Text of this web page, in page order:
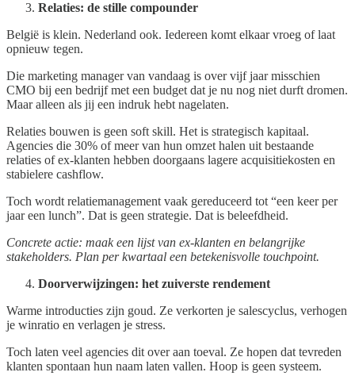
Relaties: de stille compounder
België is klein. Nederland ook. Iedereen komt elkaar vroeg of laat
opnieuw tegen.
Die marketing manager van vandaag is over vijf jaar misschien
CMO bij een bedrijf met een budget dat je nu nog niet durft dromen.
Maar alleen als jij een indruk hebt nagelaten.
Relaties bouwen is geen soft skill. Het is strategisch kapitaal.
Agencies die 30% of meer van hun omzet halen uit bestaande
relaties of ex-klanten hebben doorgaans lagere acquisitiekosten en
stabielere cashflow.
Toch wordt relatiemanagement vaak gereduceerd tot “een keer per
jaar een lunch”. Dat is geen strategie. Dat is beleefdheid.
Concrete actie: maak een lijst van ex-klanten en belangrijke
stakeholders. Plan per kwartaal een betekenisvolle touchpoint.
Doorverwijzingen: het zuiverste rendement
Warme introducties zijn goud. Ze verkorten je salescyclus, verhogen
je winratio en verlagen je stress.
Toch laten veel agencies dit over aan toeval. Ze hopen dat tevreden
klanten spontaan hun naam laten vallen. Hoop is geen systeem.